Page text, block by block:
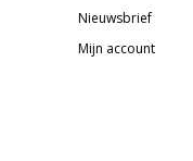
Nieuwsbrief
Mijn account